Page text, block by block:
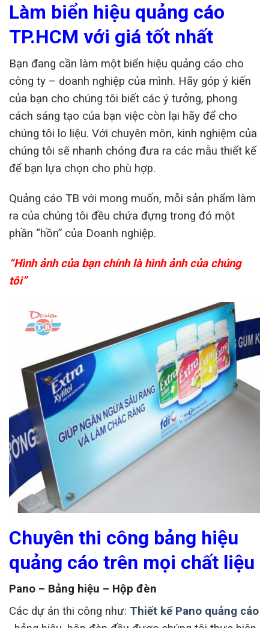
Làm biển hiệu quảng cáo
TP.HCM với giá tốt nhất
Bạn đang cần làm một biển hiệu quảng cáo cho
công ty – doanh nghiệp của mình. Hãy góp ý kiến
của bạn cho chúng tôi biết các ý tưởng, phong
cách sáng tạo của bạn việc còn lại hãy để cho
chúng tôi lo liệu. Với chuyên môn, kinh nghiệm của
chúng tôi sẽ nhanh chóng đưa ra các mẫu thiết kế
để bạn lựa chọn cho phù hợp.
Quảng cáo TB với mong muốn, mỗi sản phẩm làm
ra của chúng tôi đều chứa đựng trong đó một
phần “hồn” của Doanh nghiệp.
“Hình ảnh của bạn chính là hình ảnh của chúng
tôi”
Chuyên thi công bảng hiệu
quảng cáo trên mọi chất liệu
Pano – Bảng hiệu – Hộp đèn
Các dự án thi công như: Thiết kế Pano quảng cáo